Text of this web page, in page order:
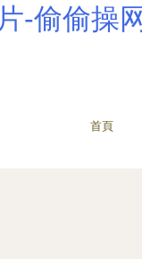
-偷偷操
首頁